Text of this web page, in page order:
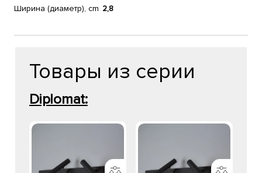
Ширина (диаметр), cm 2,8
Товары из серии
Diplomat: